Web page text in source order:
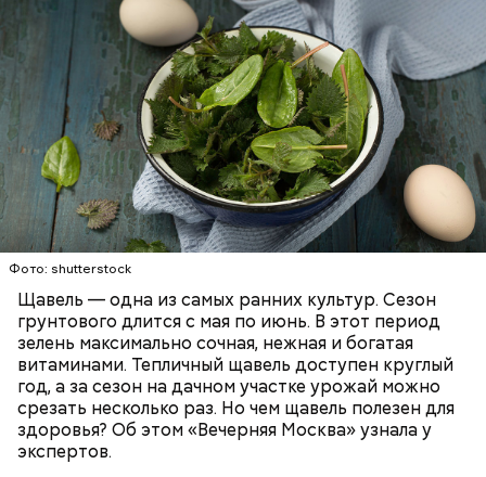
Фото: shutterstock
Щавель — одна из самых ранних культур. Сезон
грунтового длится с мая по июнь. В этот период
зелень максимально сочная, нежная и богатая
витаминами. Тепличный щавель доступен круглый
год, а за сезон на дачном участке урожай можно
срезать несколько раз. Но чем щавель полезен для
здоровья? Об этом «Вечерняя Москва» узнала у
экспертов.
Опасность же щавеля состоит в том, что он
содержит большое количество щавелевой кислоты,
которая может способствовать образованию
ЗДОРОВЬЕ ВРАЧИ
РАСТЕНИЯ
ПРОДУКТЫ